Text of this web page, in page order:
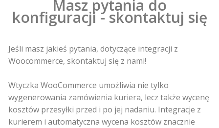
Masz pytania do
konfiguracji - skontaktuj się
Jeśli masz jakieś pytania, dotyczące integracji z
Woocommerce, skontaktuj się z nami!
Wtyczka WooCommerce umożliwia nie tylko
wygenerowania zamówienia kuriera, lecz także wycenę
kosztów przesyłki przed i po jej nadaniu. Integracje z
kurierem i automatyczna wycena kosztów znacznie